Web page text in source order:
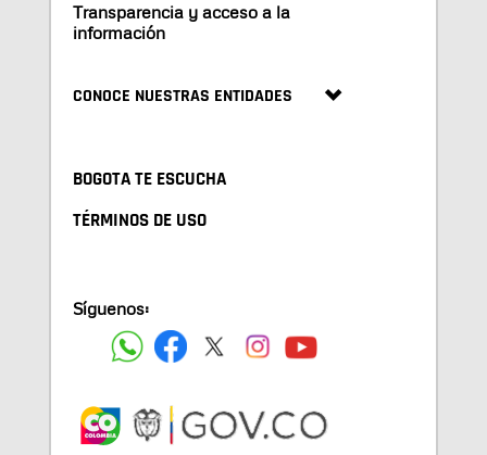
Transparencia y acceso a la
información
CONOCE NUESTRAS ENTIDADES
BOGOTA TE ESCUCHA
TÉRMINOS DE USO
Síguenos: